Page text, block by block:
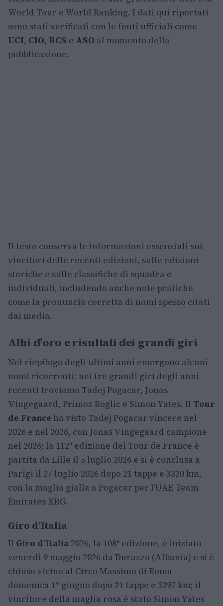
World Tour e World Ranking. I dati qui riportati
sono stati verificati con le fonti ufficiali come
UCI, CIO, RCS e ASO al momento della
pubblicazione.
Il testo conserva le informazioni essenziali sui
vincitori delle recenti edizioni, sulle edizioni
storiche e sulle classifiche di squadra e
individuali, includendo anche note pratiche
come la pronuncia corretta di nomi spesso citati
dai media.
Albi d’oro e risultati dei grandi giri
Nel riepilogo degli ultimi anni emergono alcuni
nomi ricorrenti: nei tre grandi giri degli anni
recenti troviamo Tadej Pogacar, Jonas
Vingegaard, Primoz Roglic e Simon Yates. Il Tour
de France ha visto Tadej Pogacar vincere nel
2026 e nel 2026, con Jonas Vingegaard campione
nel 2026; la 112ª edizione del Tour de France è
partita da Lille il 5 luglio 2026 e si è conclusa a
Parigi il 27 luglio 2026 dopo 21 tappe e 3320 km,
con la maglia gialla a Pogacar per l’UAE Team
Emirates XRG.
Giro d’Italia
Il Giro d’Italia 2026, la 108ª edizione, è iniziato
venerdì 9 maggio 2026 da Durazzo (Albania) e si è
chiuso vicino al Circo Massimo di Roma
domenica 1° giugno dopo 21 tappe e 3397 km; il
vincitore della maglia rosa è stato Simon Yates